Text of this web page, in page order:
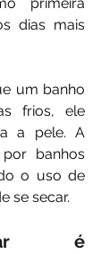
primeira
dias mais
um banho
frios, ele
a pele. A
banhos
o uso de
se secar.
é